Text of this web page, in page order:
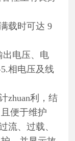
载时可达 9
出电压、电
相电压及线
zhuan利，结
便于维护
流、过载、